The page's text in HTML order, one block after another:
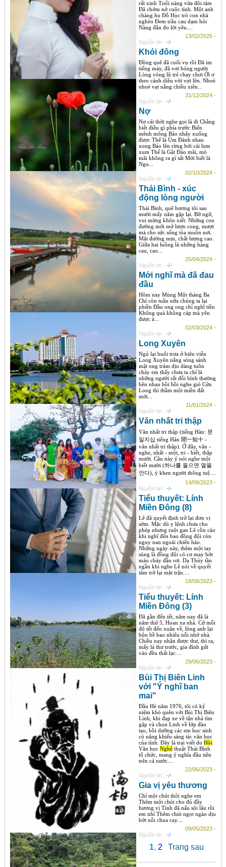
rất xinh Tuổi nàng vừa đôi tám
Đã chớm nở cuộc tình. Một anh
chàng họ Đỗ Học trò con nhà
nghèo Đem trầu cau dạm hỏi
Nàng đắn đo lời yêu....
13/02/2025 -
Nguồn tin : -/-
Khói đông
Đồng quê đã cuối vụ rồi Đã im
tiếng máy, đã vơi bóng người
Lòng vòng lũ trẻ chạy chơi Ới ơ
theo cánh diều vời vợi lên. Nhoè
nhoè vạt nắng chiều xiên...
31/12/2024 -
Nguồn tin : -/-
Nợ
Nợ cái thời nghe gọi là đi Chẳng
biết điều gì phía trước Biển
mênh mông Bảo nhẩy xuống
được Thế là Ùm Đánh nhau
xong Bảo lên rừng bới cái lum
xum Thế là Gật Đào mãi, mò
mãi không ra gì sất Mới biết là
Ngu...
02/10/2024 -
Nguồn tin : -/-
Thái Bình - xúc
động lòng người
Thái Bình, quê hương tôi sau
mười mấy năm gặp lại. Bỡ ngỡ,
vui mừng khôn xiết. Những con
đường mới mở lượn cong, mượt
mà cho sức sống tỏa muôn nơi.
Mặt đường mịn, chất lượng cao.
Giữa hai luồng là những hàng
cau, cao...
25/04/2024 -
Nguồn tin : -/-
Mới nghĩ mà đã đau
đầu
Hôm nay Mùng Một tháng Ba
Chỉ còn tuần nữa chúng ta lại
phiền Đầu ong ong chỉ nghĩ tiền
Không quà không cáp mà yên
được à...
02/03/2024 -
Nguồn tin : -/-
Long Xuyên
Ngủ lại buổi trưa ở biên viễn
Long Xuyên nắng sóng sánh
mật ong tràm dịu dàng tuôn
chảy em thấy chưa ta chỉ là
những người rất đỗi bình thường
bên nhau bồi hồi nghe gió Cửu
Long thì thầm một miền đất
mới...
11/01/2024 -
Nguồn tin : -/-
Văn nhất tri thập
Văn nhất tri thập (tiếng Hàn: 문
일지십 tiếng Hán 聞一知十 -
văn nhất tri thập). Ở đây, văn -
nghe, nhất - một, tri - biết, thập
mười. Câu này ý nói nghe một
biết mười (하나를 들으면 열을
안다), ý khen người thông tuệ....
14/09/2023 -
Nguồn tin : -/-
Tiểu thuyết: Lính
Miền Đông (8)
Lê đã quyết định trở lại đơn vị
sớm. Mặc dù y lệnh chưa cho
phép nhưng ruột gan Lê cồn cào
khi nghĩ đến bao đồng đội còn
nguy nan ngoài chiến hào.
Những ngày này, thêm một tay
súng là đồng đội có cơ may bớt
máu chảy đầu rơi. Dạ Thủy tần
ngần khi nghe Lê nói về quyết
tâm trở lại mặt trận....
18/08/2023 -
Nguồn tin : -/-
Tiểu thuyết: Lính
Miền Đông (3)
Đã gần đến tết, năm nay đã là
năm thứ 5, Hoan xa nhà. Cứ mỗi
độ tết đến xuân về, lòng anh lại
bộn bề bao nhiêu nỗi nhớ nhà.
Chiều nay nhận được thư, thì ra,
mấy lá thư trước, gia đình gửi
vào đều thất lạc....
29/06/2023 -
Nguồn tin : -/-
Bùi Thị Biên Linh
với "Ý nghĩ ban
mai"
Đầu Hè năm 1976, tôi có kỷ
niệm khó quên với Bùi Thị Biên
Linh, khi đạp xe về tận nhà tìm
gặp và chọn Linh về lớp đào
tạo, bồi dưỡng các em học sinh
có năng khiếu sáng tác văn học
của tỉnh. Đây là trại viết do Hội
Văn học Nghệthuật Thái Bình
tổ chức, mang ý nghĩa đầu tiên
trên cả nước....
22/06/2023 -
Nguồn tin : -/-
Gia vị yêu thương
Chỉ một chút thôi nghe em
Thêm một chút cho đủ đầy
hương vị Tình đã nấu sôi lâu rồi
em nhỉ Thêm chút ngọt ngào dịu
bớt nỗi chua cay....
09/05/2023 -
Nguồn tin : -/-
1, 2 Trang sau